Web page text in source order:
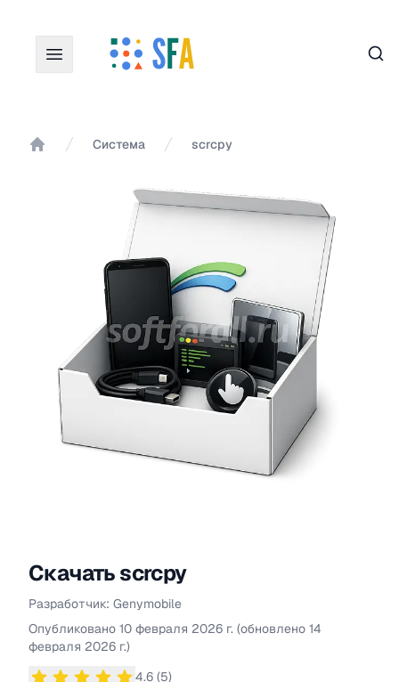
Система scrcpy
Скачатьscrcpy
Разработчик: Genymobile
Информация о scrcpy
Опубликовано 10 февраля 2026 г. (обновлено 14
февраля 2026 г.)
4.6 (5)